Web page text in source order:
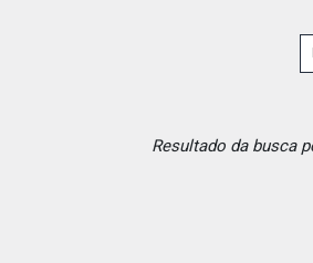
Resultado da busca